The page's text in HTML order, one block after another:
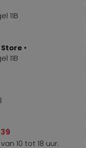
11B
•
11B
10 tot 18 uur.